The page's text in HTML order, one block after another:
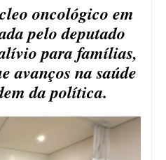
oncológico em
pelo deputado
para famílias,
avanços na saúde
da política.